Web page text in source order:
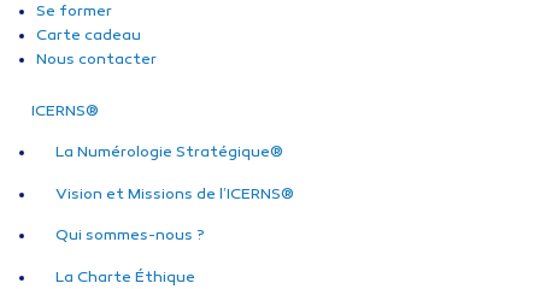
Se former
Carte cadeau
Nous contacter
ICERNS®
La Numérologie Stratégique®
Vision et Missions de l’ICERNS®
Qui sommes-nous ?
La Charte Éthique